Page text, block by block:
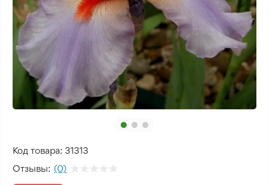
Код товара: 31313
Отзывы: (0)